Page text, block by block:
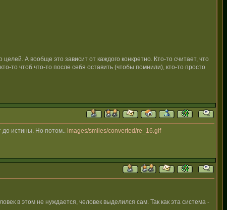
А вообще это зависит от каждого конкретно. Кто-то считает, что
то чтоб что-то после себя оставить (чтобы помнили), кто-то просто
до истины. Но потом.. images/smiles/converted/re_16.gif
в этом не нуждается, человек выделился сам. Так как эта система -